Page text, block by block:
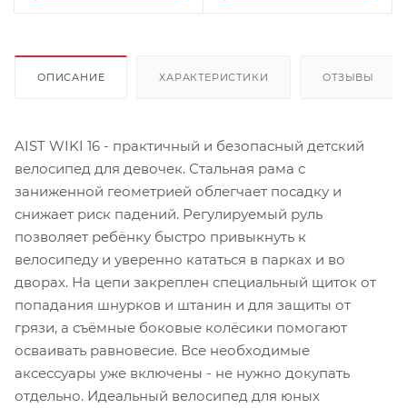
ОПИСАНИЕ ХАРАКТЕРИСТИКИ ОТЗЫВЫ
AIST WIKI 16 - практичный и безопасный детский
велосипед для девочек. Стальная рама с
заниженной геометрией облегчает посадку и
снижает риск падений. Регулируемый руль
позволяет ребёнку быстро привыкнуть к
велосипеду и уверенно кататься в парках и во
дворах. На цепи закреплен специальный щиток от
попадания шнурков и штанин и для защиты от
грязи, а съёмные боковые колёсики помогают
осваивать равновесие. Все необходимые
аксессуары уже включены - не нужно докупать
отдельно. Идеальный велосипед для юных